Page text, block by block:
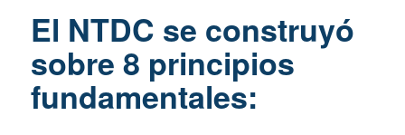
El NTDC se construyó
sobre 8 principios
fundamentales: